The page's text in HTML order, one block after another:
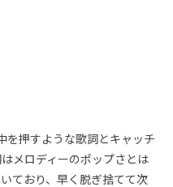
を押すような歌詞とキャッチ
メロディーのポップさとは
ており、早く脱ぎ捨てて次